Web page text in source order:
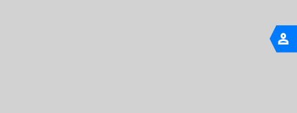
person